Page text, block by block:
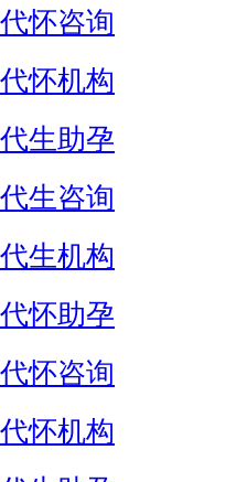
怀咨询
怀机构
生助孕
生咨询
生机构
怀助孕
怀咨询
怀机构